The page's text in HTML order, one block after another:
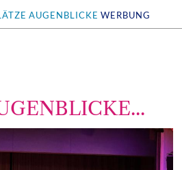
AUGENBLICKE WERBUNG